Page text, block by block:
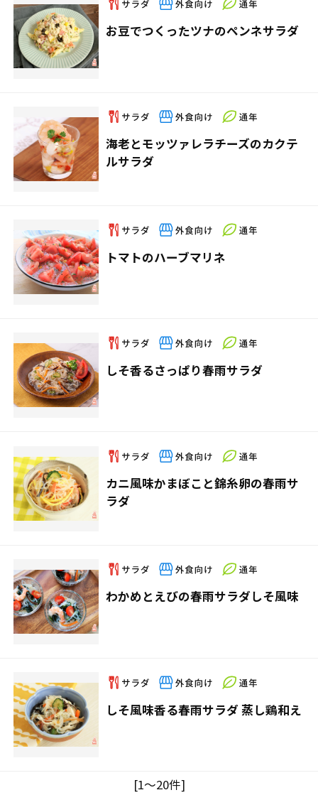
お豆でつくったツナのペンネサラダ
海老とモッツァレラチーズのカクテ
ルサラダ
トマトのハーブマリネ
しそ香るさっぱり春雨サラダ
カニ風味かまぼこと錦糸卵の春雨サ
ラダ
わかめとえびの春雨サラダしそ風味
しそ風味香る春雨サラダ 蒸し鶏和え
[1～20件]